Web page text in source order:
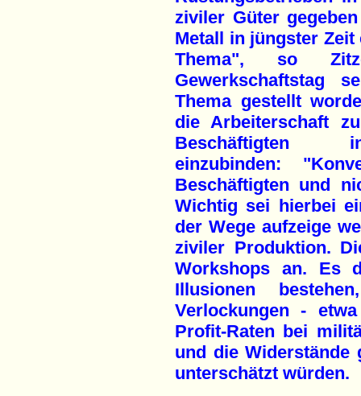
ziviler Güter
Metall in jüngster Zeit
Thema", so
Gewerkschaftstag
Thema gestellt
die Arbeiterschaft
Beschäftigten
einzubinden:
Beschäftigten und
Wichtig sei hierbei
der Wege aufzeige
ziviler Produktion.
Workshops an. Es
Illusionen
Verlockungen -
Profit-Raten bei
und die Widerstände
unterschätzt würden.